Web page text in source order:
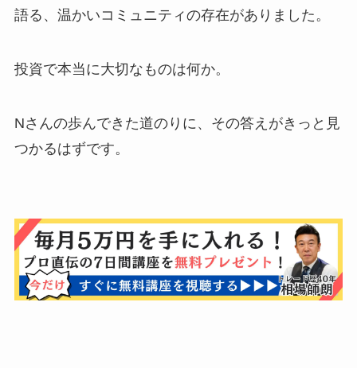
語る、温かいコミュニティの存在がありました。
投資で本当に大切なものは何か。
Nさんの歩んできた道のりに、その答えがきっと見
つかるはずです。